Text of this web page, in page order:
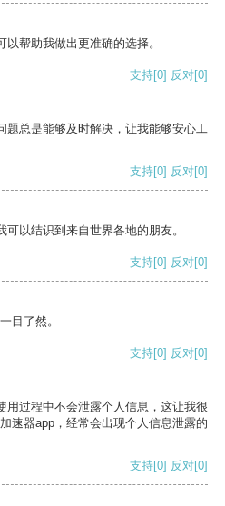
帮助我做出更准确的选择。
支持[0] 反对[0]
题总是能够及时解决，让我能够安心工
支持[0] 反对[0]
以结识到来自世界各地的朋友。
支持[0] 反对[0]
目了然。
支持[0] 反对[0]
用过程中不会泄露个人信息，这让我很
速器app，经常会出现个人信息泄露的
支持[0] 反对[0]